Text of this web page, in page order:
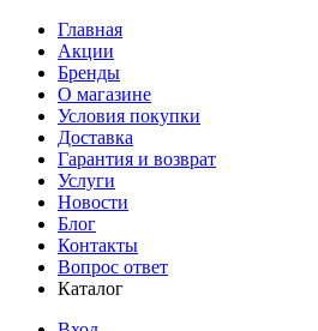
Главная
Акции
Бренды
О магазине
Условия покупки
Доставка
Гарантия и возврат
Услуги
Новости
Блог
Контакты
Вопрос ответ
Каталог